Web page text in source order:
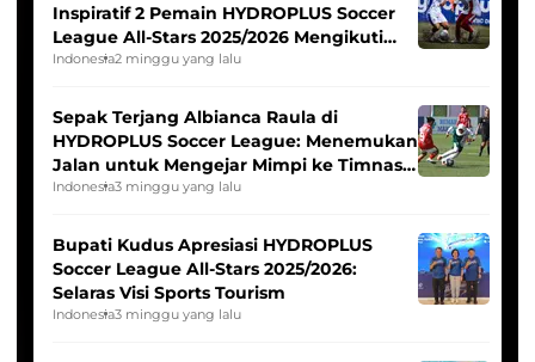
Inspiratif 2 Pemain HYDROPLUS Soccer
League All-Stars 2025/2026 Mengikuti
Seleksi Timnas Indonesia Putri
Indonesia2 minggu yang lalu
Sepak Terjang Albianca Raula di
HYDROPLUS Soccer League: Menemukan
Jalan untuk Mengejar Mimpi ke Timnas
Indonesia Putri
Indonesia3 minggu yang lalu
Bupati Kudus Apresiasi HYDROPLUS
Soccer League All-Stars 2025/2026:
Selaras Visi Sports Tourism
Indonesia3 minggu yang lalu